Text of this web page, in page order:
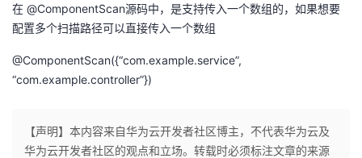
在 @ComponentScan源码中，是支持传入一个数组的，如果想要
配置多个扫描路径可以直接传入一个数组
@ComponentScan({“com.example.service”,
“com.example.controller”})
【声明】本内容来自华为云开发者社区博主，不代表华为云及
华为云开发者社区的观点和立场。转载时必须标注文章的来源